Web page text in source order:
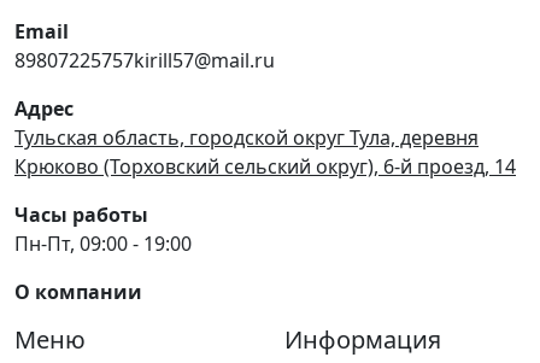
Email
89807225757kirill57@mail.ru
Адрес
Тульская область, городской округ Тула, деревня
Крюково (Торховский сельский округ), 6-й проезд, 14
Часы работы
Пн-Пт, 09:00 - 19:00
О компании
Меню Информация